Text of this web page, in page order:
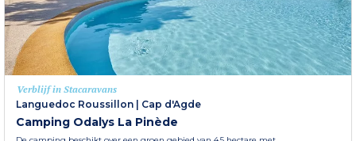
Verblijf in Stacaravans
Languedoc Roussillon | Cap d'Agde
Camping Odalys La Pinède